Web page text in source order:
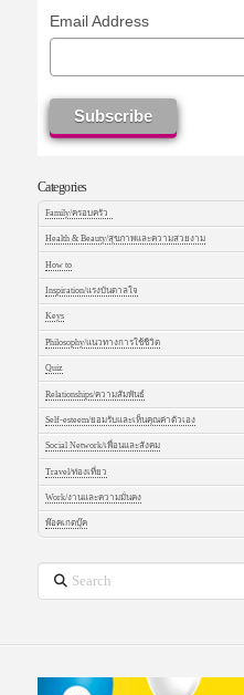
Email Address
Categories
Family/ครอบครัว
Health & Beauty/สุขภาพและความสวยงาม
How to
Inspiration/แรงบันดาลใจ
Keys
Philosophy/แนวทางการใช้ชีวิต
Quiz
Relationships/ความสัมพันธ์
Self-esteem/ยอมรับและเห็นคุณค่าตัวเอง
Social Network/เพื่อนและสังคม
Travel/ท่องเที่ยว
Work/งานและความมั่นคง
พ๊อคเกตบุ๊ค
Search